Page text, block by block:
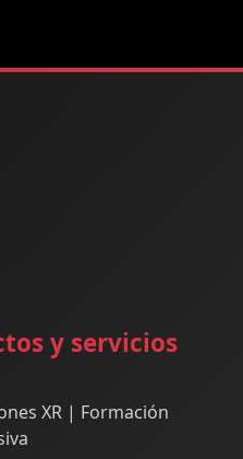
y servicios
XR | Formación